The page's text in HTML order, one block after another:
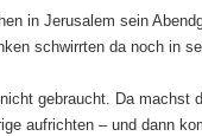
in Jerusalem sein
schwirrten da noch in
gebraucht. Da
aufrichten – und dann